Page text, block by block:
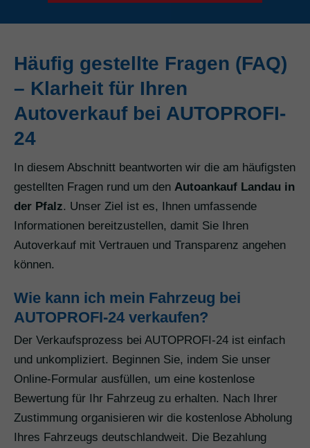
Häufig gestellte Fragen (FAQ)
– Klarheit für Ihren
Autoverkauf bei AUTOPROFI-
24
In diesem Abschnitt beantworten wir die am häufigsten
gestellten Fragen rund um den Autoankauf Landau in
der Pfalz. Unser Ziel ist es, Ihnen umfassende
Informationen bereitzustellen, damit Sie Ihren
Autoverkauf mit Vertrauen und Transparenz angehen
können.
Wie kann ich mein Fahrzeug bei
AUTOPROFI-24 verkaufen?
Der Verkaufsprozess bei AUTOPROFI-24 ist einfach
und unkompliziert. Beginnen Sie, indem Sie unser
Online-Formular ausfüllen, um eine kostenlose
Bewertung für Ihr Fahrzeug zu erhalten. Nach Ihrer
Zustimmung organisieren wir die kostenlose Abholung
Ihres Fahrzeugs deutschlandweit. Die Bezahlung